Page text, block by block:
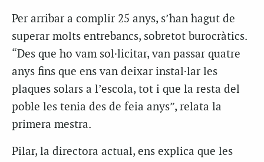
Per arribar a complir 25 anys, s’han hagut de
superar molts entrebancs, sobretot burocràtics.
“Des que ho vam sol·licitar, van passar quatre
anys fins que ens van deixar instal·lar les
plaques solars a l’escola, tot i que la resta del
poble les tenia des de feia anys”, relata la
primera mestra.
Pilar, la directora actual, ens explica que les